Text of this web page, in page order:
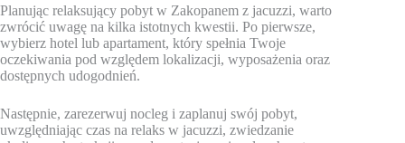
Planując relaksujący pobyt w Zakopanem z jacuzzi, warto
zwrócić uwagę na kilka istotnych kwestii. Po pierwsze,
wybierz hotel lub apartament, który spełnia Twoje
oczekiwania pod względem lokalizacji, wyposażenia oraz
dostępnych udogodnień.
Następnie, zarezerwuj nocleg i zaplanuj swój pobyt,
uwzględniając czas na relaks w jacuzzi, zwiedzanie